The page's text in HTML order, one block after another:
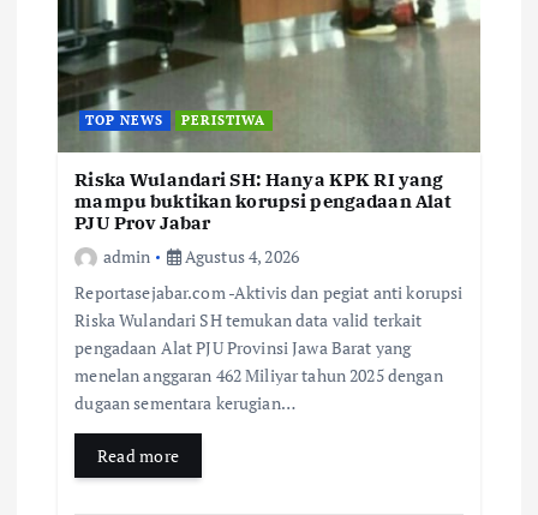
TOP NEWS PERISTIWA
Riska Wulandari SH: Hanya KPK RI yang
mampu buktikan korupsi pengadaan Alat
PJU Prov Jabar
admin
Agustus 4, 2026
Reportasejabar.com -Aktivis dan pegiat anti korupsi
Riska Wulandari SH temukan data valid terkait
pengadaan Alat PJU Provinsi Jawa Barat yang
menelan anggaran 462 Miliyar tahun 2025 dengan
dugaan sementara kerugian…
Read more